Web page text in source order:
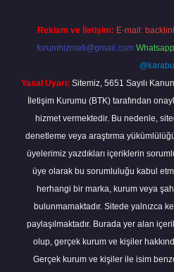
Reklam ve İletişim: E-mail:
forumhizmeti@gmail.com
@karabul
Yasal Uyarı: Sitemiz, 5651 Sayılı
İletişim Kurumu (BTK) tarafından
hizmet vermektedir. Bu nedenle,
denetleme veya araştırma
üyelerimiz yazdıkları içeriklerin
üye olarak bu sorumluluğu kabul
herhangi bir marka, kurum veya
bulunmamaktadır. Sitede yalnızca
paylaşılmaktadır. Burada yer alan
olup, gerçek kurum ve kişiler
Gerçek kurum ve kişiler ile isim